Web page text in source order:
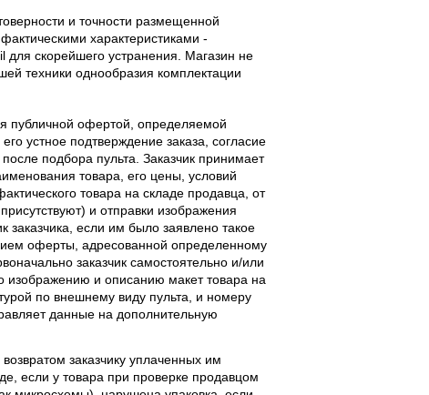
и точности размещенной
характеристиками -
скорейшего устранения. Магазин не
техники однообразия комплектации
публичной офертой, определяемой
устное подтверждение заказа, согласие
подбора пульта. Заказчик принимает
товара, его цены, условий
товара на складе продавца, от
и отправки изображения
заказчика, если им было заявлено такое
оферты, адресованной определенному
заказчик самостоятельно и/или
и описанию макет товара на
по внешнему виду пульта, и номеру
данные на дополнительную
заказчику уплаченных им
если у товара при проверке продавцом